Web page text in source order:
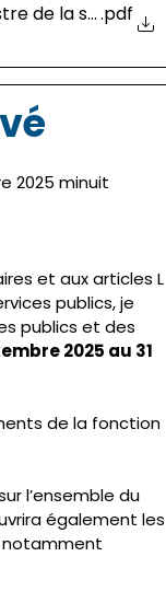
de la santé
.pdf
2025 minuit
et aux articles L
publics, je
publics et des
2025 au 31
de la fonction
l’ensemble du
également les
notamment